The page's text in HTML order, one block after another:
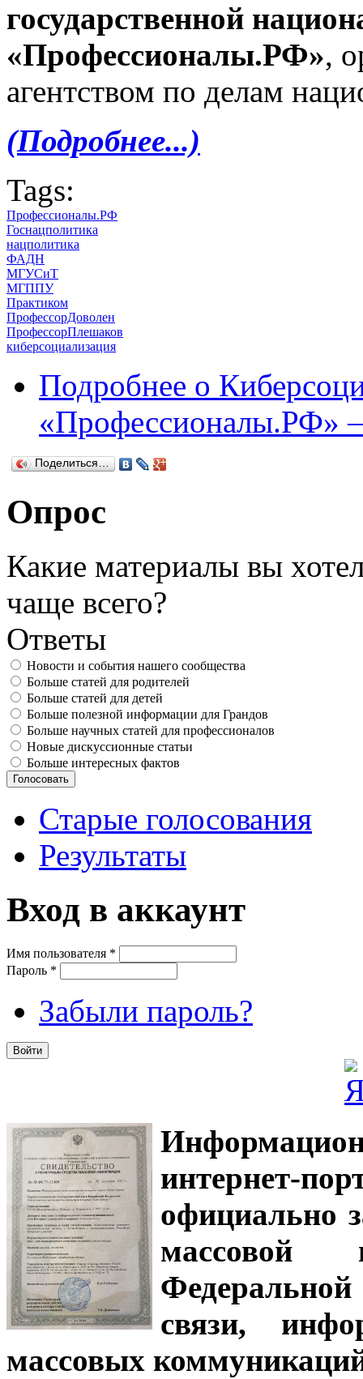
государственной
«Профессионалы.РФ»,
агентством по делам
(Подробнее...)
Tags:
Профессионалы.РФ
Госнацполитика
нацполитика
ФАДН
МГУСиТ
МГППУ
Практиком
ПрофессорДоволен
ПрофессорПлешаков
киберсоциализация
Подробнее о
«Профессионалы.РФ»
Поделиться…
Опрос
Какие материалы вы
чаще всего?
Ответы
Новости и события нашего сообщества
Больше статей для родителей
Больше статей для детей
Больше полезной информации для Грандов
Больше научных статей для профессионалов
Новые дискуссионные статьи
Больше интересных фактов
Старые голосования
Результаты
Вход в аккаунт
Имя пользователя *
Пароль *
Забыли пароль?
интернет-
официально
связи,
массовых